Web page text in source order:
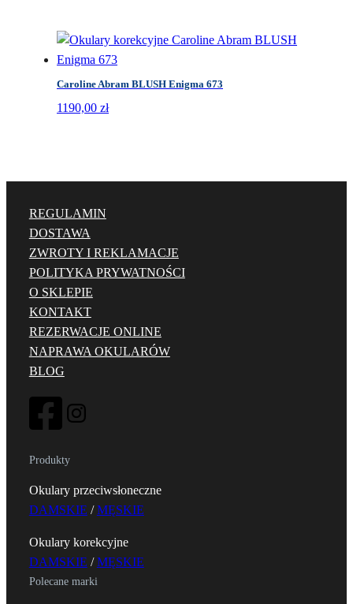
Caroline Abram BLUSH Enigma 673
1190,00 zł
REGULAMIN
DOSTAWA
ZWROTY I REKLAMACJE
POLITYKA PRYWATNOŚCI
O SKLEPIE
KONTAKT
REZERWACJE ONLINE
NAPRAWA OKULARÓW
BLOG
Produkty
Okulary przeciwsłoneczne
DAMSKIE /MĘSKIE
Okulary korekcyjne
DAMSKIE /MĘSKIE
Polecane marki